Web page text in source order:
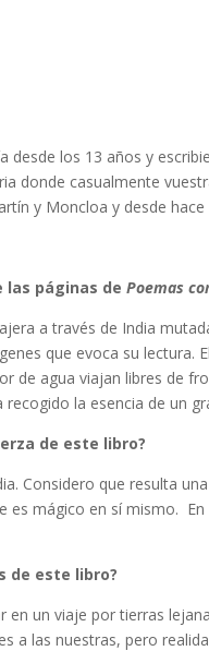
desde los 13 años y
donde casualmente
y Moncloa y desde
las páginas dePoemas
a través de India
que evoca su
de agua viajan libres de
la esencia de un
de este libro?
Considero que resulta
es mágico en sí mismo.
de este libro?
en un viaje por tierras
a las nuestras, pero